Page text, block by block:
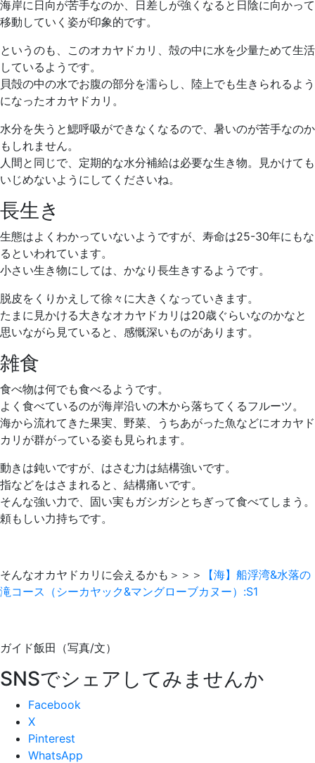
海岸に日向が苦手なのか、日差しが強くなると日陰に向かって
移動していく姿が印象的です。
というのも、このオカヤドカリ、殻の中に水を少量ためて生活
しているようです。
貝殻の中の水でお腹の部分を濡らし、陸上でも生きられるよう
になったオカヤドカリ。
水分を失うと鰓呼吸ができなくなるので、暑いのが苦手なのか
もしれません。
人間と同じで、定期的な水分補給は必要な生き物。見かけても
いじめないようにしてくださいね。
長生き
生態はよくわかっていないようですが、寿命は25-30年にもな
るといわれています。
小さい生き物にしては、かなり長生きするようです。
脱皮をくりかえして徐々に大きくなっていきます。
たまに見かける大きなオカヤドカリは20歳ぐらいなのかなと
思いながら見ていると、感慨深いものがあります。
雑食
食べ物は何でも食べるようです。
よく食べているのが海岸沿いの木から落ちてくるフルーツ。
海から流れてきた果実、野菜、うちあがった魚などにオカヤド
カリが群がっている姿も見られます。
動きは鈍いですが、はさむ力は結構強いです。
指などをはさまれると、結構痛いです。
そんな強い力で、固い実もガシガシとちぎって食べてしまう。
頼もしい力持ちです。
そんなオカヤドカリに会えるかも＞＞＞
【海】船浮湾&水落の
滝コース（シーカヤック&マングローブカヌー）:S1
ガイド飯田（写真/文）
SNSでシェアしてみませんか
Facebook
X
Pinterest
WhatsApp